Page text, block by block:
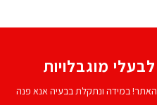
מוגבלויות
במידה ונתקלת בבעיה אנא פנה